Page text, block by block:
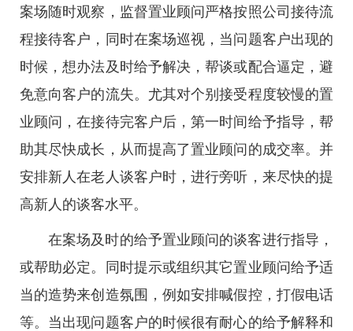
案场随时观察，监督置业顾问严格按照公司接待流
程接待客户，同时在案场巡视，当问题客户出现的
时候，想办法及时给予解决，帮谈或配合逼定，避
免意向客户的流失。尤其对个别接受程度较慢的置
业顾问，在接待完客户后，第一时间给予指导，帮
助其尽快成长，从而提高了置业顾问的成交率。并
安排新人在老人谈客户时，进行旁听，来尽快的提
高新人的谈客水平。
在案场及时的给予置业顾问的谈客进行指导，
或帮助必定。同时提示或组织其它置业顾问给予适
当的造势来创造氛围，例如安排喊假控，打假电话
等。当出现问题客户的时候很有耐心的给予解释和